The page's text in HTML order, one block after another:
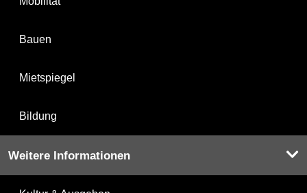
Bauen
Mietspiegel
Bildung
Weitere Informationen